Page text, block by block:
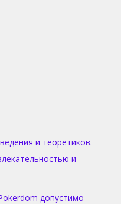
и теоретиков.
и
допустимо